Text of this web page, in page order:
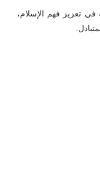
في تعزيز فهم الإسلام،